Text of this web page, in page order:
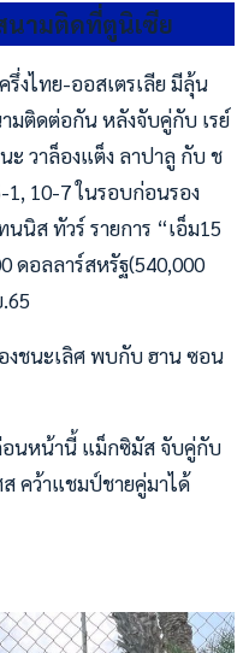
นามติดที่ตูนิเซีย
งไทย-ออสเตรเลีย มีลุ้น
มติดต่อกัน หลังจับคู่กับ เรย์​
วาล็องแต็ง ลาปาลู กับ ช
1, 10-7 ในรอบก่อนรอง
นิส ทัวร์ รายการ “เอ็ม15
ดอลลาร์สหรัฐ(540,000
งชนะเลิศ พบกับ ฮาน ซอน
อนหน้านี้ แม็กซิมัส จับคู่กับ
คว้าแชมป์ชายคู่มาได้